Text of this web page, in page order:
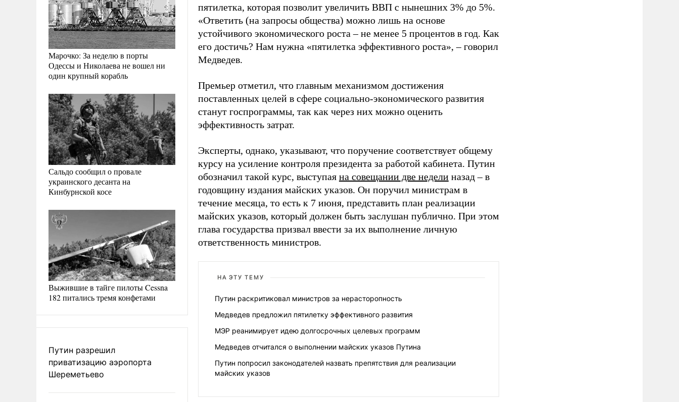
Марочко: За неделю в порты
Одессы и Николаева не вошел ни
один крупный корабль
Сальдо сообщил о провале
украинского десанта на
Кинбурнской косе
Выжившие в тайге пилоты Cessna
182 питались тремя конфетами
Путин разрешил
приватизацию аэропорта
Шереметьево
пятилетка, которая позволит увеличить ВВП с нынешних 3% до 5%.
«Ответить (на запросы общества) можно лишь на основе
устойчивого экономического роста – не менее 5 процентов в год. Как
его достичь? Нам нужна «пятилетка эффективного роста», – говорил
Медведев.
Премьер отметил, что главным механизмом достижения
поставленных целей в сфере социально-экономического развития
станут госпрограммы, так как через них можно оценить
эффективность затрат.
Эксперты, однако, указывают, что поручение соответствует общему
курсу на усиление контроля президента за работой кабинета. Путин
обозначил такой курс, выступая на совещании две недели назад – в
годовщину издания майских указов. Он поручил министрам в
течение месяца, то есть к 7 июня, представить план реализации
майских указов, который должен быть заслушан публично. При этом
глава государства призвал ввести за их выполнение личную
ответственность министров.
НА ЭТУ ТЕМУ
Путин раскритиковал министров за нерасторопность
Медведев предложил пятилетку эффективного развития
МЭР реанимирует идею долгосрочных целевых программ
Медведев отчитался о выполнении майских указов Путина
Путин попросил законодателей назвать препятствия для реализации
майских указов